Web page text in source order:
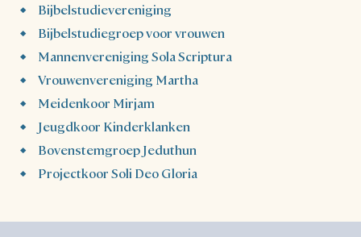
Bijbelstudievereniging
Bijbelstudiegroep voor vrouwen
Mannenvereniging Sola Scriptura
Vrouwenvereniging Martha
Meidenkoor Mirjam
Jeugdkoor Kinderklanken
Bovenstemgroep Jeduthun
Projectkoor Soli Deo Gloria